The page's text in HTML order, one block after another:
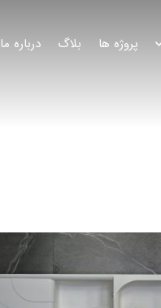
پروژه ها بلاگ درباره ما